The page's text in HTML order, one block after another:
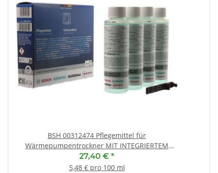
BSH 00312474 Pflegemittel für
Wärmepumpentrockner MIT INTEGRIERTEM
PFLEGEPROGRAMM (CP1/CP2)
27,40 € *
5,48 € pro 100 ml